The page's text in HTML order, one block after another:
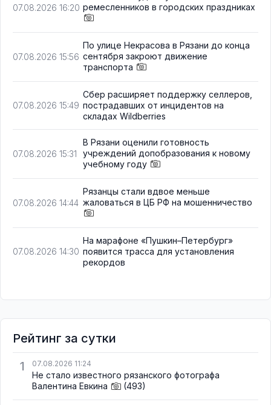
07.08.2026 16:20 ремесленников в городских праздниках
07.08.2026 15:56
По улице Некрасова в Рязани до конца
сентября закроют движение
транспорта
07.08.2026 15:49
Сбер расширяет поддержку селлеров,
пострадавших от инцидентов на
складах Wildberries
07.08.2026 15:31
В Рязани оценили готовность
учреждений допобразования к новому
учебному году
07.08.2026 14:44
Рязанцы стали вдвое меньше
жаловаться в ЦБ РФ на мошенничество
07.08.2026 14:30
На марафоне «Пушкин–Петербург»
появится трасса для установления
рекордов
Рейтинг за сутки
1
07.08.2026 11:24
Не стало известного рязанского фотографа
Валентина Евкина
(493)